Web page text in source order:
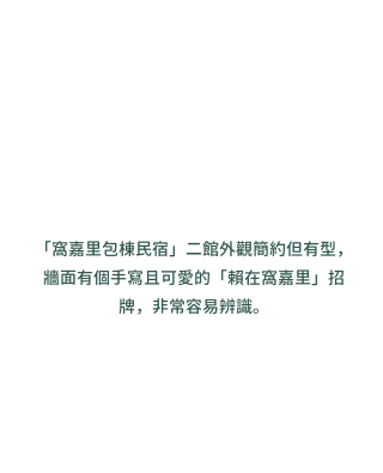
「窩嘉里包棟民宿」二館外觀簡約但有型，
牆面有個手寫且可愛的「賴在窩嘉里」招
牌，非常容易辨識。